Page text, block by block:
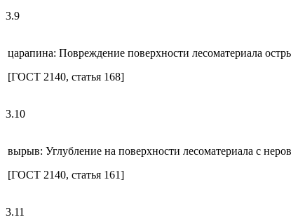
3.9
царапина: Повреждение поверхности лесоматериала
[ГОСТ 2140, статья 168]
3.10
вырыв: Углубление на поверхности лесоматериала с
[ГОСТ 2140, статья 161]
3.11